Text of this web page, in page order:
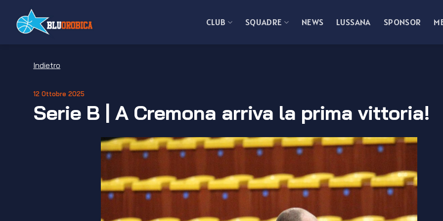
contenuti
CLUB SQUADRE NEWS LUSSANA SPONSOR
Indietro
12 Ottobre 2025
Serie B | A Cremona arriva la prima vittoria!